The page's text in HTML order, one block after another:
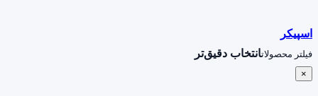
اسپیکر
فیلتر محصولاتانتخاب دقیق‌تر
×